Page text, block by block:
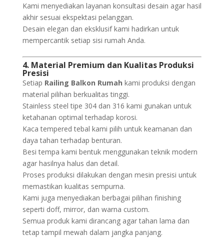
Kami menyediakan layanan konsultasi desain agar hasil
akhir sesuai ekspektasi pelanggan.
Desain elegan dan eksklusif kami hadirkan untuk
mempercantik setiap sisi rumah Anda.
4. Material Premium dan Kualitas Produksi
Presisi
Setiap Railing Balkon Rumah kami produksi dengan
material pilihan berkualitas tinggi.
Stainless steel tipe 304 dan 316 kami gunakan untuk
ketahanan optimal terhadap korosi.
Kaca tempered tebal kami pilih untuk keamanan dan
daya tahan terhadap benturan.
Besi tempa kami bentuk menggunakan teknik modern
agar hasilnya halus dan detail.
Proses produksi dilakukan dengan mesin presisi untuk
memastikan kualitas sempurna.
Kami juga menyediakan berbagai pilihan finishing
seperti doff, mirror, dan warna custom.
Semua produk kami dirancang agar tahan lama dan
tetap tampil mewah dalam jangka panjang.